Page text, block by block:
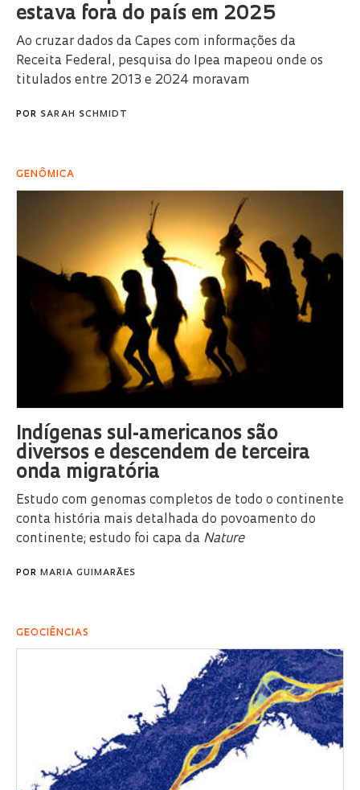
estava fora do país em 2025
Ao cruzar dados da Capes com informações da
Receita Federal, pesquisa do Ipea mapeou onde os
titulados entre 2013 e 2024 moravam
POR SARAH SCHMIDT
GENÔMICA
Indígenas sul-americanos são
diversos e descendem de terceira
onda migratória
Estudo com genomas completos de todo o continente
conta história mais detalhada do povoamento do
continente; estudo foi capa da Nature
POR MARIA GUIMARÃES
GEOCIÊNCIAS